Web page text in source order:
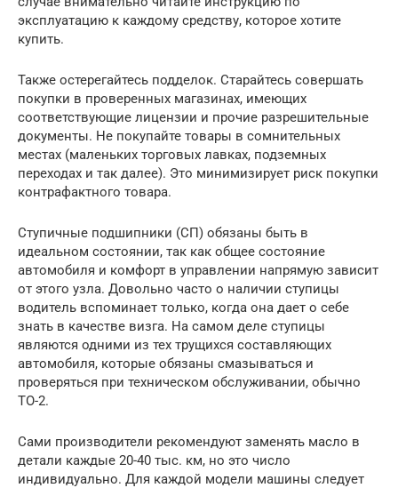
эксплуатацию к каждому средству, которое хотите
купить.
Также остерегайтесь подделок. Старайтесь совершать
покупки в проверенных магазинах, имеющих
соответствующие лицензии и прочие разрешительные
документы. Не покупайте товары в сомнительных
местах (маленьких торговых лавках, подземных
переходах и так далее). Это минимизирует риск покупки
контрафактного товара.
Ступичные подшипники (СП) обязаны быть в
идеальном состоянии, так как общее состояние
автомобиля и комфорт в управлении напрямую зависит
от этого узла. Довольно часто о наличии ступицы
водитель вспоминает только, когда она дает о себе
знать в качестве визга. На самом деле ступицы
являются одними из тех трущихся составляющих
автомобиля, которые обязаны смазываться и
проверяться при техническом обслуживании, обычно
ТО-2.
Сами производители рекомендуют заменять масло в
детали каждые 20-40 тыс. км, но это число
индивидуально. Для каждой модели машины следует